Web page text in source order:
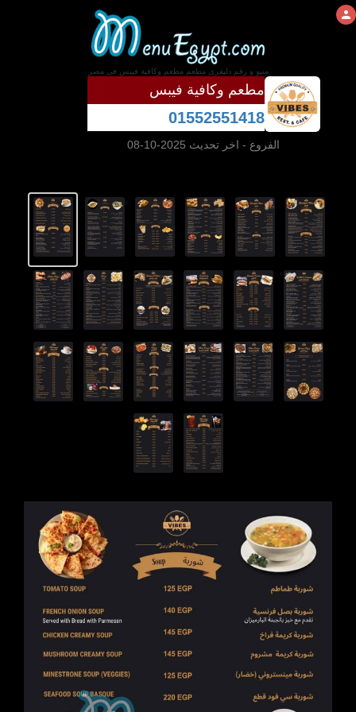
منيو و رقم دليفرى مطعم مطعم وكافية فيبس فى مصر
مطعم وكافية فيبس
01552551418
الفروع - اخر تحديث 2025-10-08